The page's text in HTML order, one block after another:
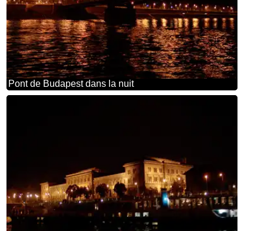
Pont de Budapest dans la nuit